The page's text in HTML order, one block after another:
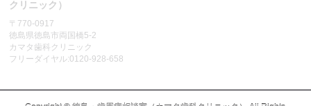
クリニック）
〒770-0917
徳島県徳島市両国橋5-2
カマタ歯科クリニック
フリーダイヤル:0120-928-658